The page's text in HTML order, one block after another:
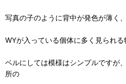
写真の子のように背中が発色が薄く
WYが入っている個体に多く見られる
ベルにしては模様はシンプルですが
所の